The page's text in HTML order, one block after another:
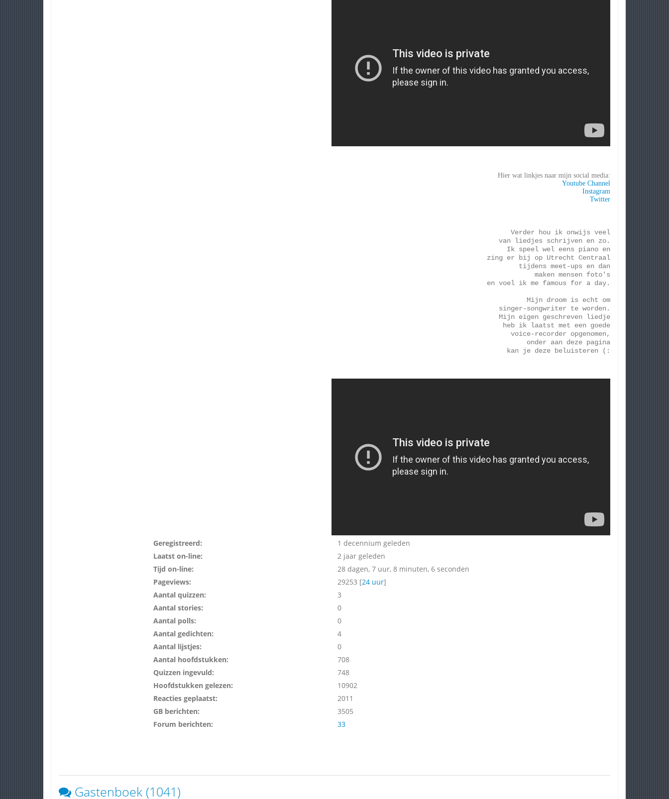
Hier wat linkjes naar mijn social media:
Youtube Channel
Instagram
Twitter
Verder hou ik onwijs veel
van liedjes schrijven en zo.
Ik speel wel eens piano en
zing er bij op Utrecht Centraal
tijdens meet-ups en dan
maken mensen foto's
en voel ik me famous for a day.
Mijn droom is echt om
singer-songwriter te worden.
Mijn eigen geschreven liedje
heb ik laatst met een goede
voice-recorder opgenomen,
onder aan deze pagina
kan je deze beluisteren (:
Geregistreerd:
1 decennium geleden
Laatst on-line:
2 jaar geleden
Tijd on-line:
28 dagen, 7 uur, 8 minuten, 6 seconden
Pageviews:
29253 [24 uur]
Aantal quizzen:
3
Aantal stories:
0
Aantal polls:
0
Aantal gedichten:
4
Aantal lijstjes:
0
Aantal hoofdstukken:
708
Quizzen ingevuld:
748
Hoofdstukken gelezen:
10902
Reacties geplaatst:
2011
GB berichten:
3505
Forum berichten:
33
Gastenboek (1041)